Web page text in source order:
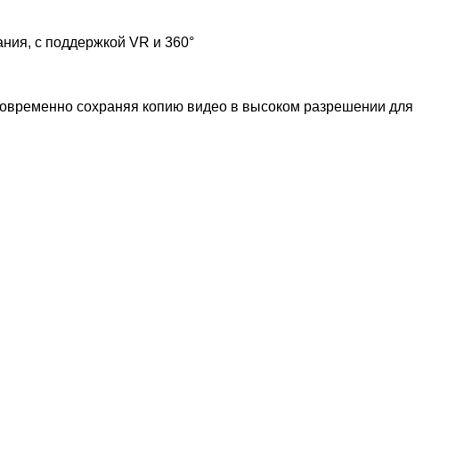
с поддержкой VR и 360°
сохраняя копию видео в высоком разрешении для